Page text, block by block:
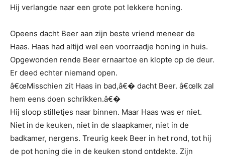
Hij verlangde naar een grote pot lekkere honing.
Opeens dacht Beer aan zijn beste vriend meneer de
Haas. Haas had altijd wel een voorraadje honing in huis.
Opgewonden rende Beer ernaartoe en klopte op de deur.
Er deed echter niemand open.
â€œMisschien zit Haas in bad,â€� dacht Beer. â€œIk zal
hem eens doen schrikken.â€�
Hij sloop stilletjes naar binnen. Maar Haas was er niet.
Niet in de keuken, niet in de slaapkamer, niet in de
badkamer, nergens. Treurig keek Beer in het rond, tot hij
de pot honing die in de keuken stond ontdekte. Zijn